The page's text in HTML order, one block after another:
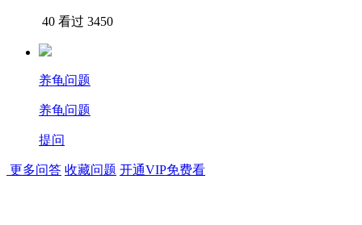
40 看过 3450
养龟问题
养龟问题
提问
更多问答 收藏问题 开通VIP免费看